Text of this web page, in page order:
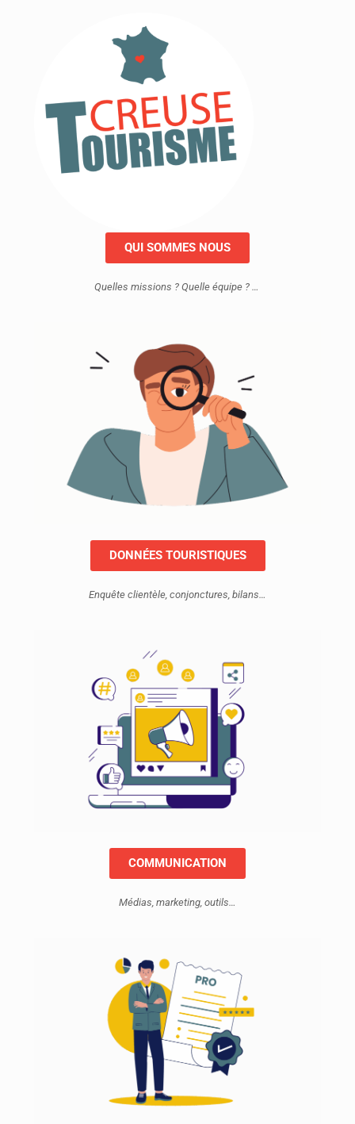
QUI SOMMES NOUS
Quelles missions ? Quelle équipe ? …
DONNÉES TOURISTIQUES
Enquête clientèle, conjonctures, bilans…
COMMUNICATION
Médias, marketing, outils…